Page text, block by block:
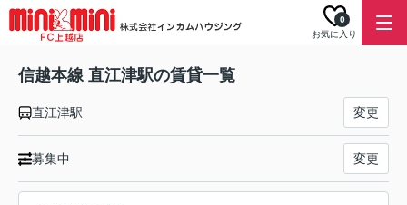
お気に入り
0
信越本線 直江津駅の賃貸一覧
直江津駅 変更
募集中 変更